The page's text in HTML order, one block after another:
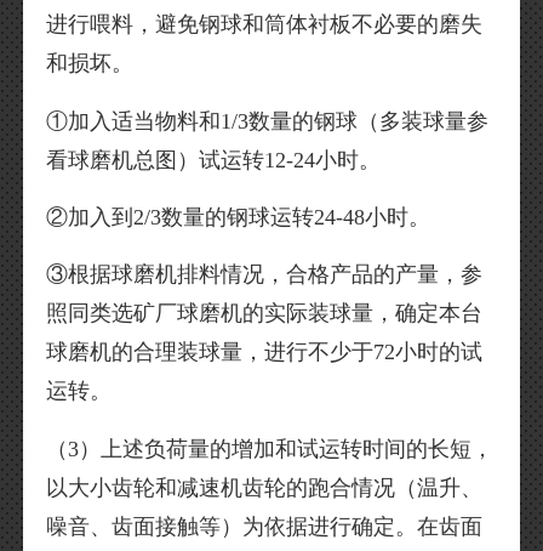
进行喂料，避免钢球和筒体衬板不必要的磨失
和损坏。
①加入适当物料和1/3数量的钢球（多装球量参
看球磨机总图）试运转12-24小时。
②加入到2/3数量的钢球运转24-48小时。
③根据球磨机排料情况，合格产品的产量，参
照同类选矿厂球磨机的实际装球量，确定本台
球磨机的合理装球量，进行不少于72小时的试
运转。
（3）上述负荷量的增加和试运转时间的长短，
以大小齿轮和减速机齿轮的跑合情况（温升、
噪音、齿面接触等）为依据进行确定。在齿面